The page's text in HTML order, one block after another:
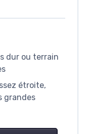
dur ou terrain
étroite,
grandes